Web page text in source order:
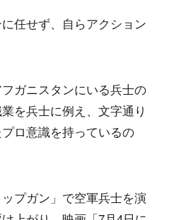
任せず、自らアクション
ガニスタンにいる兵士の
を兵士に例え、文字通り
ロ意識を持っているの
プガン」で空軍兵士を演